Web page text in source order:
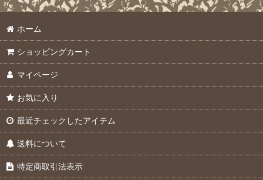
ホーム
ショッピングカート
マイページ
お気に入り
最近チェックしたアイテム
送料について
特定商取引法表示